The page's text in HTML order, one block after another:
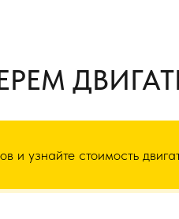
и узнайте стоимость